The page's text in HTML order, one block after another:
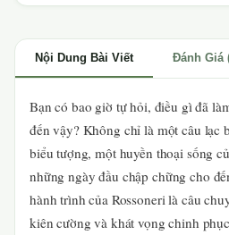
Nội Dung Bài Viết Đánh Giá
Bạn có bao giờ tự hỏi, điều gì đã
đến vậy? Không chỉ là một câu lạc
biểu tượng, một huyền thoại sống
những ngày đầu chập chững cho
hành trình của Rossoneri là câu
kiên cường và khát vọng chinh